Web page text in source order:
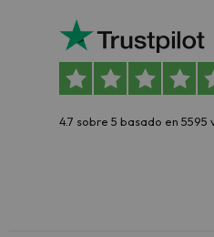
4.7 sobre 5 basado en 5595